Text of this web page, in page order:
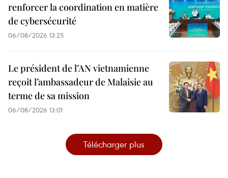
renforcer la coordination en matière
de cybersécurité
06/08/2026 13:25
Le président de l’AN vietnamienne
reçoit l’ambassadeur de Malaisie au
terme de sa mission
06/08/2026 13:01
Télécharger plus